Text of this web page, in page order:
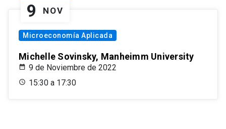
9 NOV
Microeconomía Aplicada
Michelle Sovinsky, Manheimm University
9 de Noviembre de 2022
15:30 a 17:30